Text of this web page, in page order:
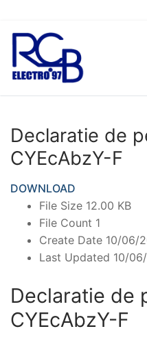
Sari
conținut
Declaratie de
CYEcAbzY-F
DOWNLOAD
File Size 12.00 KB
File Count 1
Create Date 10/06/
Last Updated 10/
Declaratie de
CYEcAbzY-F